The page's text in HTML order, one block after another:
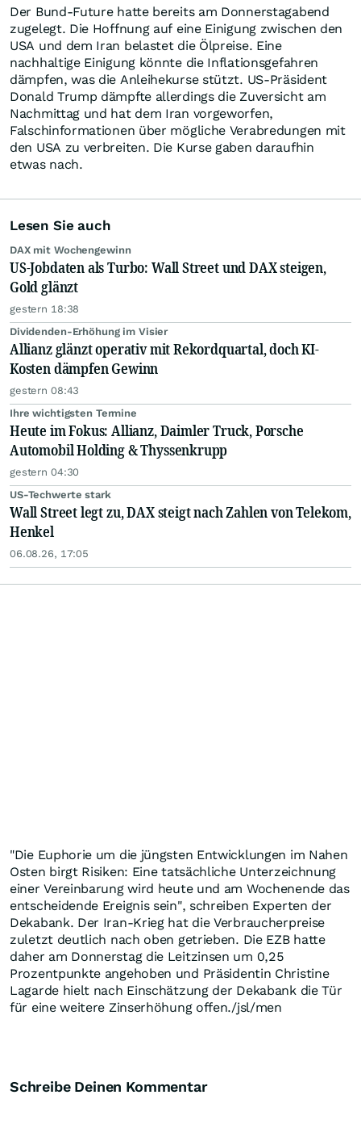
Der Bund-Future hatte bereits am Donnerstagabend
zugelegt. Die Hoffnung auf eine Einigung zwischen den
USA und dem Iran belastet die Ölpreise. Eine
nachhaltige Einigung könnte die Inflationsgefahren
dämpfen, was die Anleihekurse stützt. US-Präsident
Donald Trump dämpfte allerdings die Zuversicht am
Nachmittag und hat dem Iran vorgeworfen,
Falschinformationen über mögliche Verabredungen mit
den USA zu verbreiten. Die Kurse gaben daraufhin
etwas nach.
Lesen Sie auch
DAX mit Wochengewinn
US-Jobdaten als Turbo: Wall Street und DAX steigen,
Gold glänzt
gestern 18:38
Dividenden-Erhöhung im Visier
Allianz glänzt operativ mit Rekordquartal, doch KI-
Kosten dämpfen Gewinn
gestern 08:43
Ihre wichtigsten Termine
Heute im Fokus: Allianz, Daimler Truck, Porsche
Automobil Holding & Thyssenkrupp
gestern 04:30
US-Techwerte stark
Wall Street legt zu, DAX steigt nach Zahlen von Telekom,
Henkel
06.08.26, 17:05
"Die Euphorie um die jüngsten Entwicklungen im Nahen
Osten birgt Risiken: Eine tatsächliche Unterzeichnung
einer Vereinbarung wird heute und am Wochenende das
entscheidende Ereignis sein", schreiben Experten der
Dekabank. Der Iran-Krieg hat die Verbraucherpreise
zuletzt deutlich nach oben getrieben. Die EZB hatte
daher am Donnerstag die Leitzinsen um 0,25
Prozentpunkte angehoben und Präsidentin Christine
Lagarde hielt nach Einschätzung der Dekabank die Tür
für eine weitere Zinserhöhung offen./jsl/men
Schreibe Deinen Kommentar